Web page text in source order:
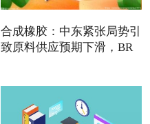
合成橡胶：中东紧张局势引
致原料供应预期下滑，BR